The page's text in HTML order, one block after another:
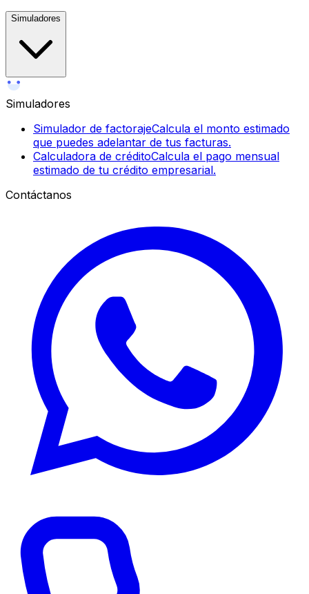
Simuladores
Simuladores
Simulador de factorajeCalcula el monto estimado
que puedes adelantar de tus facturas.
Calculadora de créditoCalcula el pago mensual
estimado de tu crédito empresarial.
Contáctanos